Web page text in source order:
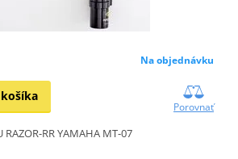
Na objednávku
Porovnať
RAZOR-RR YAMAHA MT-07